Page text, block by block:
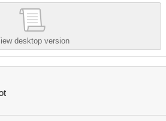
desktop version